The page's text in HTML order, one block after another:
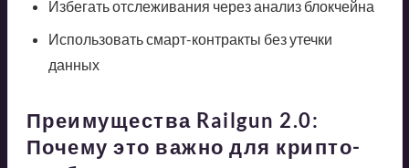
Избегать отслеживания через анализ блокчейна
Использовать смарт-контракты без утечки
данных
Преимущества Railgun 2.0:
Почему это важно для крипто-